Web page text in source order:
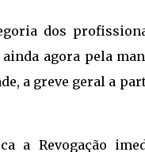
dos
agora pela
a greve geral a
a Revogação